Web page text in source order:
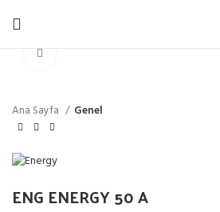
Ana Sayfa Genel
ENG ENERGY 50 A